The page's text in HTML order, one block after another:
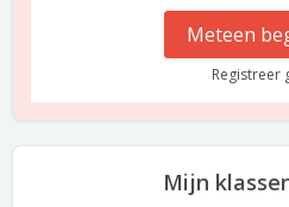
Meteen
Registreer
Mijn